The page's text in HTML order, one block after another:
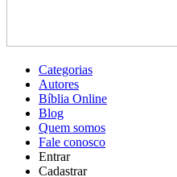
Categorias
Autores
Bíblia Online
Blog
Quem somos
Fale conosco
Entrar
Cadastrar